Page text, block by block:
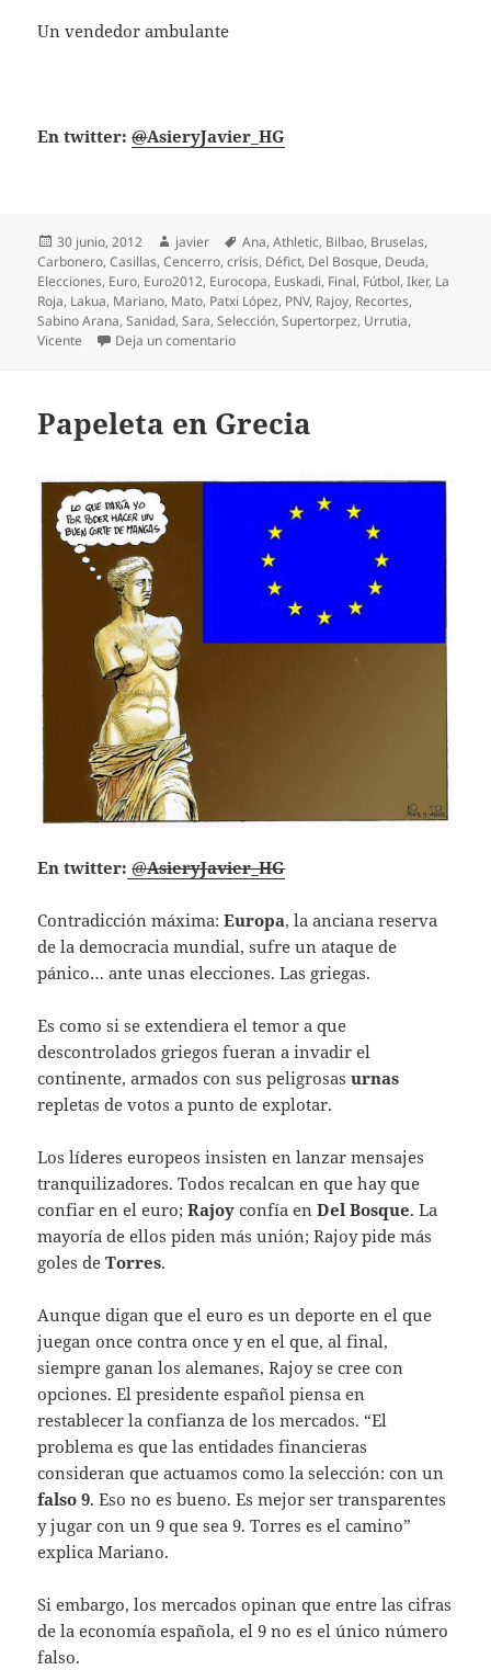
Un vendedor ambulante
En twitter:@AsieryJavier_HG
Publicado
el
30 junio, 2012 Autor
javier Etiquetas
Ana,Athletic, Bilbao, Bruselas,
Carbonero,Casillas,Cencerro,crisis, Défict, Del Bosque, Deuda,
Elecciones, Euro, Euro2012, Eurocopa, Euskadi, Final, Fútbol,Iker, La
Roja, Lakua, Mariano, Mato, Patxi López, PNV, Rajoy, Recortes,
Sabino Arana,Sanidad,Sara,Selección,Supertorpez, Urrutia,
Vicente
Deja un comentarioen Mariano del Bosque
Papeleta en Grecia
En twitter: ‏@AsieryJavier_HG
Contradicción máxima:Europa, la anciana reserva
de la democracia mundial, sufre un ataque de
pánico… ante unas elecciones. Las griegas.
Es como si se extendiera el temor a que
descontrolados griegos fueran a invadir el
continente, armados con sus peligrosasurnas
repletas de votos a punto de explotar.
Los líderes europeos insisten en lanzar mensajes
tranquilizadores. Todos recalcan en que hay que
confiar en el euro;Rajoy confía enDel Bosque. La
mayoría de ellos piden más unión; Rajoy pide más
goles deTorres.
Aunque digan que el euro es un deporte en el que
juegan once contra once y en el que, al final,
siempre ganan los alemanes, Rajoy se cree con
opciones. El presidente español piensa en
restablecer la confianza de los mercados. “El
problema es que las entidades financieras
consideran que actuamos como la selección: con un
falso 9. Eso no es bueno. Es mejor ser transparentes
y jugar con un 9 que sea 9. Torres es el camino”
explica Mariano.
Si embargo, los mercados opinan que entre las cifras
de la economía española, el 9 no es el único número
falso.